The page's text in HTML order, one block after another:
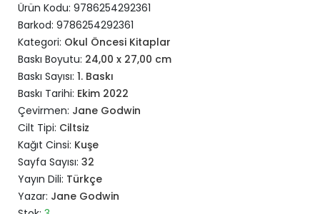
Ürün Kodu: 9786254292361
Barkod: 9786254292361
Kategori: Okul Öncesi Kitaplar
Baskı Boyutu: 24,00 x 27,00 cm
Baskı Sayısı: 1. Baskı
Baskı Tarihi: Ekim 2022
Çevirmen: Jane Godwin
Cilt Tipi: Ciltsiz
Kağıt Cinsi: Kuşe
Sayfa Sayısı: 32
Yayın Dili: Türkçe
Yazar: Jane Godwin